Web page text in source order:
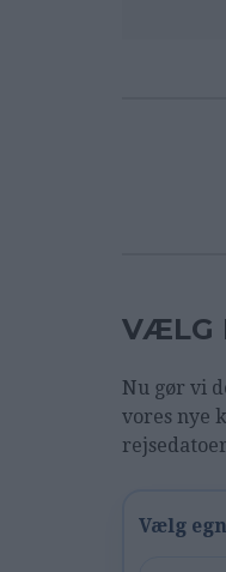
VÆLG
Nu gør vi
vores nye
Vælg